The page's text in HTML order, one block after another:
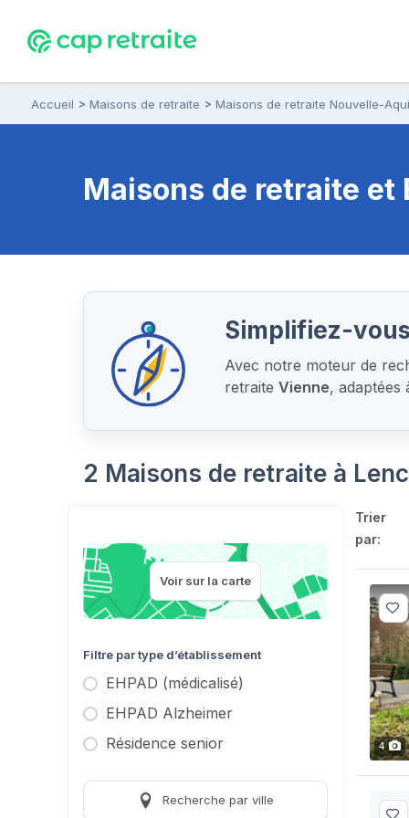
Accueil Maisons de retraite Maisons de retraite Nouvelle-
Maisons de retraite et
Simplifiez-
Avec notre moteur de
retraite Vienne, adaptées
2 Maisons de retraite à
Voir sur la carte
Filtre par type d’établissement
EHPAD (médicalisé)
EHPAD Alzheimer
Résidence senior
Recherche par ville
Trier
par:
4